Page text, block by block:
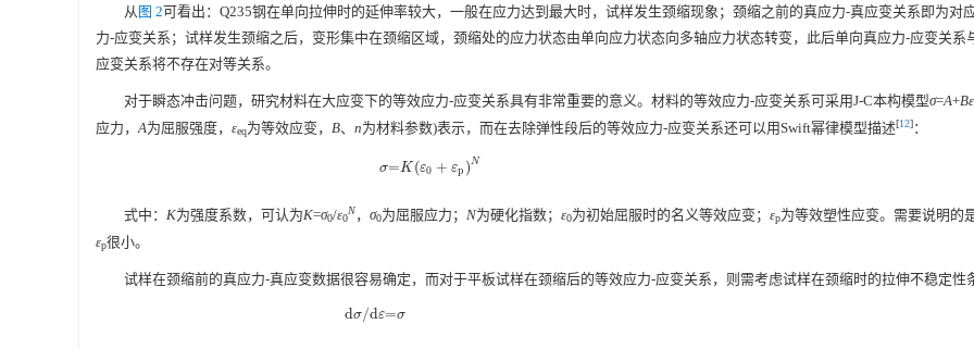
从 图 2可看出：Q235钢在单向拉伸时的延伸率较大，一般在应力达到最大时，试样发生颈缩现象；颈缩之前的真应力-真应变关系即为对
力-应变关系；试样发生颈缩之后，变形集中在颈缩区域，颈缩处的应力状态由单向应力状态向多轴应力状态转变，此后单向真应力-应变关系
应变关系将不存在对等关系。
对于瞬态冲击问题，研究材料在大应变下的等效应力-应变关系具有非常重要的意义。材料的等效应力-应变关系可采用J-C本构模型σ=A+Bε
应力， A为屈服强度， εeq为等效应变， B、 n为材料参数)表示，而在去除弹性段后的等效应力-应变关系还可以用Swift幂律模型描述[12]：
σ=K (ε0 + εp )N
σ=K(ε0 +ε p)N
式中： K为强度系数，可认为K=σ0/ε0
N， σ0为屈服应力； N为硬化指数； ε0为初始屈服时的名义等效应变； εp为等效塑性应变。需要说明的
εp很小。
试样在颈缩前的真应力-真应变数据很容易确定，而对于平板试样在颈缩后的等效应力-应变关系，则需考虑试样在颈缩时的拉伸不稳定性
dσ/dε=σ
dσ/dε=σ